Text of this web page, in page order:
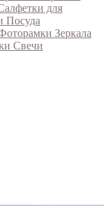
для
Посуда
Зеркала
Свечи